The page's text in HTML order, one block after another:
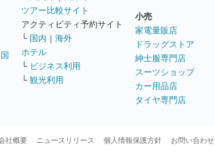
ツアー比較サイト
アクティビティ予約サイト
└ 国内 ｜ 海外
ホテル
└ ビジネス利用
└ 観光利用
小売
家電量販店
ドラッグストア
紳士服専門店
スーツショップ
カー用品店
タイヤ専門店
社概要 ニュースリリース 個人情報保護方針 お問い合わせ